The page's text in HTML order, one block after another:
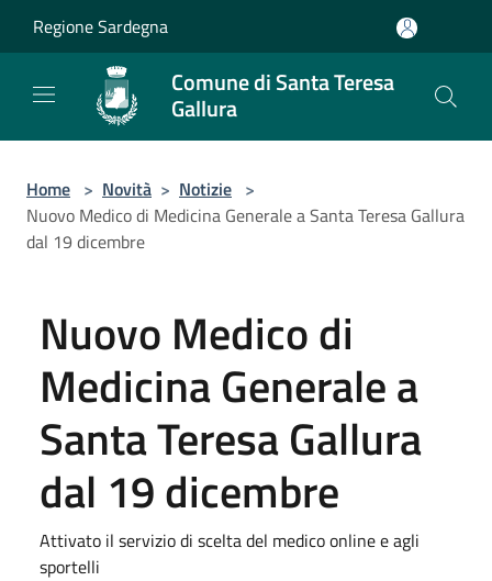
Regione Sardegna
Comune di Santa Teresa
Gallura
Home > Novità > Notizie >
Nuovo Medico di Medicina Generale a Santa Teresa Gallura
dal 19 dicembre
Nuovo Medico di
Medicina Generale a
Santa Teresa Gallura
dal 19 dicembre
Attivato il servizio di scelta del medico online e agli
sportelli